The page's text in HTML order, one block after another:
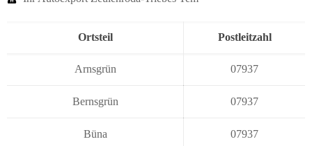
Ortsteil Postleitzahl
Arnsgrün 07937
Bernsgrün 07937
Büna 07937